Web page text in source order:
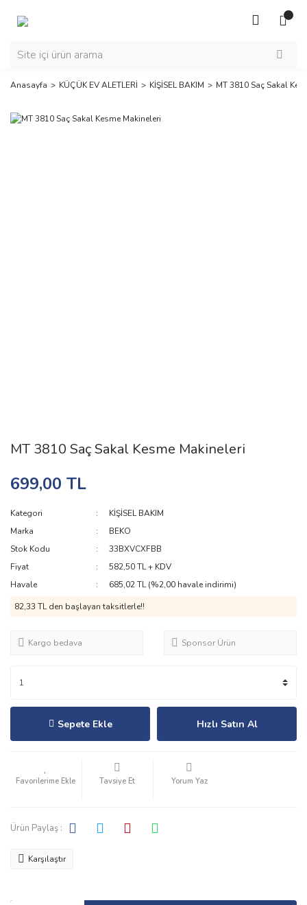
Anasayfa KÜÇÜK EV ALETLERİ KİŞİSEL BAKIM MT 3810 Saç Sakal
MT 3810 Saç Sakal Kesme Makineleri
699,00 TL
Kategori
KİŞİSEL BAKIM
Marka
BEKO
Stok Kodu
33BXVCXFBB
Fiyat
582,50 TL + KDV
Havale
685,02 TL (%2,00 havale indirimi)
82,33 TL den başlayan taksitlerle!!
Kargo bedava Sponsor Ürün
Sepete Ekle Hızlı Satın Al
Tavsiye Et Yorum Yaz
Ürün Paylaş :
Karşılaştır